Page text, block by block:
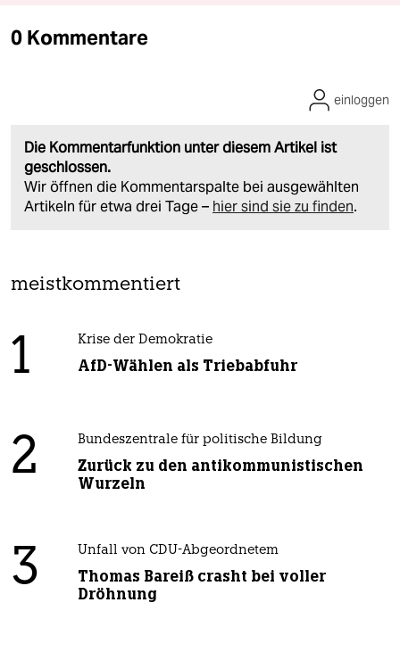
0 Kommentare
Die Kommentarfunktion unter diesem Artikel ist
geschlossen.
Wir öffnen die Kommentarspalte bei ausgewählten
Artikeln für etwa drei Tage – hier sind sie zu finden.
einloggen
meistkommentiert
1 Krise der Demokratie
AfD-Wählen als Triebabfuhr
2 Bundeszentrale für politische Bildung
Zurück zu den antikommunistischen
Wurzeln
3 Unfall von CDU-Abgeordnetem
Thomas Bareiß crasht bei voller
Dröhnung